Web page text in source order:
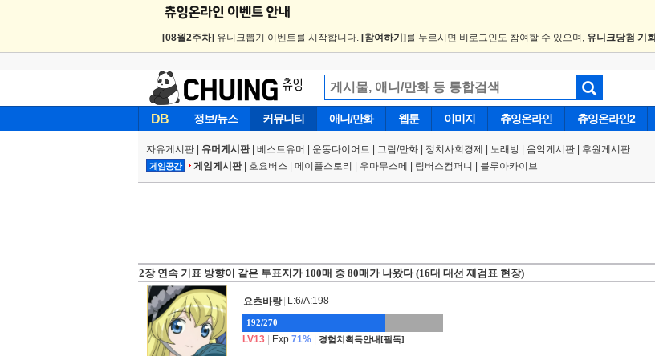
[08월2주차] 유니크뽑기 이벤트를 시작합니다. [참여하기] 를 누르시면 비로그인도 참여할 수 있으며, 유니크당첨 기회
DB 정보/뉴스 커뮤니티 애니/만화 웹툰 이미지 츄잉온라인 츄잉온라인2
자유게시판 유머게시판| 베스트유머 운동다이어트 | 그림/만화 정치사회경제 노래방 음악게시판 후원게시판
게임공간 게임게시판| 호요버스 메이플스토리 우마무스메 림버스컴퍼니 블루아카이브
2장 연속 기표 방향이 같은 투표지가 100매 중 80매가 나왔다 (16대 대선 재검표 현장)
요츠바랑 L:6/A:198
192/270
LV13 Exp.71% 경험치획득안내[필독]